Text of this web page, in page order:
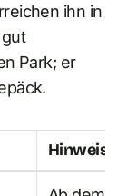
ihn in
Park; er
Hinweise